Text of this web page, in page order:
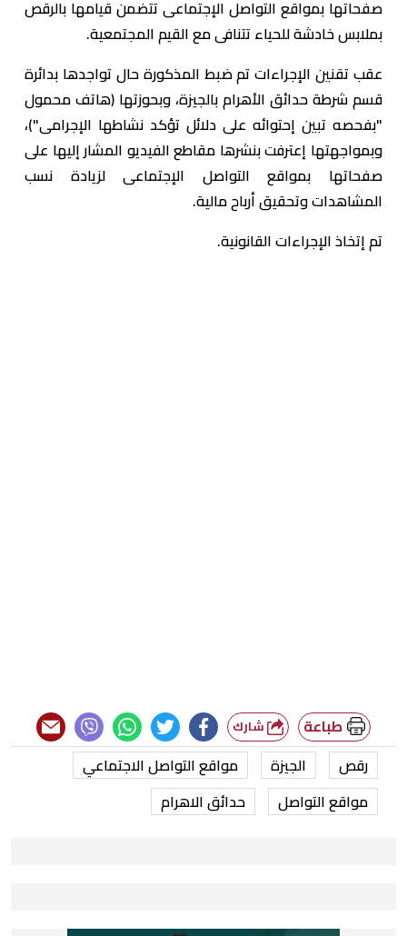
صفحاتها بمواقع التواصل الإجتماعى تتضمن قيامها بالرقص
بملابس خادشة للحياء تتنافى مع القيم المجتمعية.
عقب تقنين الإجراءات تم ضبط المذكورة حال تواجدها بدائرة
قسم شرطة حدائق الأهرام بالجيزة، وبحوزتها (هاتف محمول
"بفحصه تبين إحتوائه على دلائل تؤكد نشاطها الإجرامى")،
وبمواجهتها إعترفت بنشرها مقاطع الفيديو المشار إليها على
صفحاتها بمواقع التواصل الإجتماعى لزيادة نسب
المشاهدات وتحقيق أرباح مالية.
تم إتخاذ الإجراءات القانونية.
طباعة
رقص الجيزة
مواقع التواصل الاجتماعي
مواقع التواصل
حدائق الاهرام